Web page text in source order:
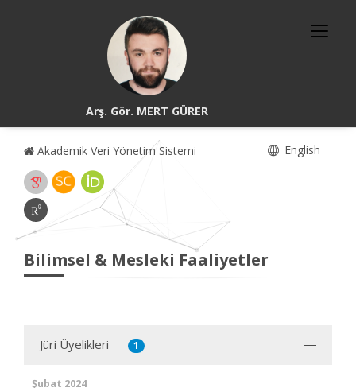
Arş. Gör. MERT GÜRER
Akademik Veri Yönetim Sistemi English
Bilimsel & Mesleki Faaliyetler
Jüri Üyelikleri 1
Şubat 2024